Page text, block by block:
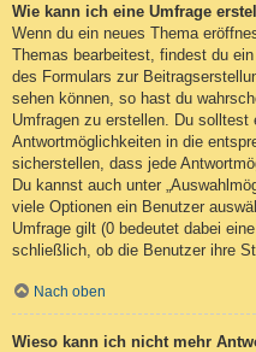
Wie kann ich eine Umfrage
Wenn du ein neues Thema
Themas bearbeitest, findest du
des Formulars zur
sehen können, so hast du
Umfragen zu erstellen. Du
Antwortmöglichkeiten in die
sicherstellen, dass jede
Du kannst auch unter
viele Optionen ein Benutzer
Umfrage gilt (0 bedeutet dabei
schließlich, ob die Benutzer ihre
Nach oben
Wieso kann ich nicht mehr